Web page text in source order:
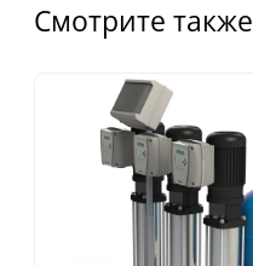
Смотрите также